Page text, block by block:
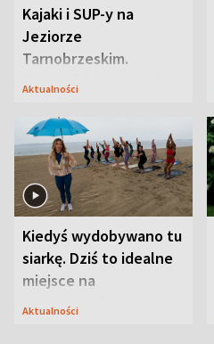
Kajaki i SUP-y na
Jeziorze
Tarnobrzeskim.
Przyrodnicy zwracają
Aktualności
Kiedyś wydobywano tu
siarkę. Dziś to idealne
miejsce na
wypoczynek
Aktualności